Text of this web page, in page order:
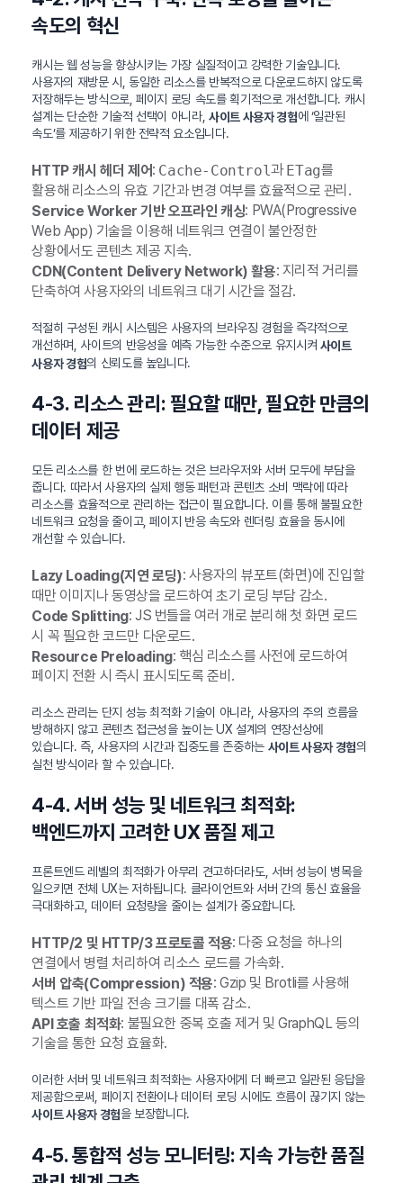
속도의 혁신
캐시는 웹 성능을 향상시키는 가장 실질적이고 강력한 기술입니다.
사용자의 재방문 시, 동일한 리소스를 반복적으로 다운로드하지 않도록
저장해두는 방식으로, 페이지 로딩 속도를 획기적으로 개선합니다. 캐시
설계는 단순한 기술적 선택이 아니라,사이트 사용자 경험에 ‘일관된
속도’를 제공하기 위한 전략적 요소입니다.
HTTP 캐시 헤더 제어: Cache-Control과ETag를
활용해 리소스의 유효 기간과 변경 여부를 효율적으로 관리.
Service Worker 기반 오프라인 캐싱: PWA(Progressive
Web App) 기술을 이용해 네트워크 연결이 불안정한
상황에서도 콘텐츠 제공 지속.
CDN(Content Delivery Network) 활용: 지리적 거리를
단축하여 사용자와의 네트워크 대기 시간을 절감.
적절히 구성된 캐시 시스템은 사용자의 브라우징 경험을 즉각적으로
개선하며, 사이트의 반응성을 예측 가능한 수준으로 유지시켜 사이트
사용자 경험의 신뢰도를 높입니다.
4-3. 리소스 관리: 필요할 때만, 필요한 만큼의
데이터 제공
모든 리소스를 한 번에 로드하는 것은 브라우저와 서버 모두에 부담을
줍니다. 따라서 사용자의 실제 행동 패턴과 콘텐츠 소비 맥락에 따라
리소스를 효율적으로 관리하는 접근이 필요합니다. 이를 통해 불필요한
네트워크 요청을 줄이고, 페이지 반응 속도와 렌더링 효율을 동시에
개선할 수 있습니다.
Lazy Loading(지연 로딩): 사용자의 뷰포트(화면)에 진입할
때만 이미지나 동영상을 로드하여 초기 로딩 부담 감소.
Code Splitting: JS 번들을 여러 개로 분리해 첫 화면 로드
시 꼭 필요한 코드만 다운로드.
Resource Preloading: 핵심 리소스를 사전에 로드하여
페이지 전환 시 즉시 표시되도록 준비.
리소스 관리는 단지 성능 최적화 기술이 아니라, 사용자의 주의 흐름을
방해하지 않고 콘텐츠 접근성을 높이는 UX 설계의 연장선상에
있습니다. 즉, 사용자의 시간과 집중도를 존중하는 사이트 사용자 경험의
실천 방식이라 할 수 있습니다.
4-4. 서버 성능 및 네트워크 최적화:
백엔드까지 고려한 UX 품질 제고
프론트엔드 레벨의 최적화가 아무리 견고하더라도, 서버 성능이 병목을
일으키면 전체 UX는 저하됩니다. 클라이언트와 서버 간의 통신 효율을
극대화하고, 데이터 요청량을 줄이는 설계가 중요합니다.
HTTP/2 및 HTTP/3 프로토콜 적용: 다중 요청을 하나의
연결에서 병렬 처리하여 리소스 로드를 가속화.
서버 압축(Compression) 적용: Gzip 및 Brotli를 사용해
텍스트 기반 파일 전송 크기를 대폭 감소.
API 호출 최적화: 불필요한 중복 호출 제거 및 GraphQL 등의
기술을 통한 요청 효율화.
이러한 서버 및 네트워크 최적화는 사용자에게 더 빠르고 일관된 응답을
제공함으로써, 페이지 전환이나 데이터 로딩 시에도 흐름이 끊기지 않는
사이트 사용자 경험을 보장합니다.
4-5. 통합적 성능 모니터링: 지속 가능한 품질